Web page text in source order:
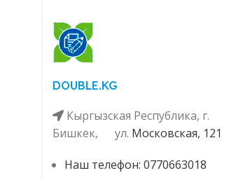
DOUBLE.KG
Кыргызская Республика, г.
Бишкек, ул. ​ Московская, 121
Наш телефон: 0770663018